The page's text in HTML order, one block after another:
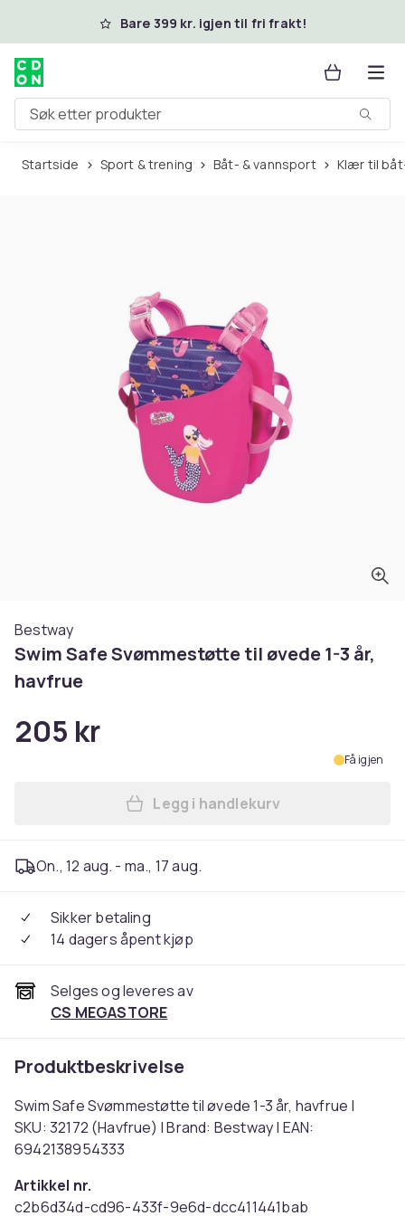
Hopp til hovedinnholdBare 399 kr. igjen til fri frakt!
Søk etter produkter
Startside Sport & trening Båt- & vannsport Klær til
Bestway
Swim Safe Svømmestøtte til øvede 1-3 år,
havfrue
205 kr
Få igjen
Legg Swim Safe
Legg i handlekurv
On., 12 aug. - ma., 17 aug.
Sikker betaling
14 dagers åpent kjøp
Selges og leveres av
CS MEGASTORE
Produktbeskrivelse
Swim Safe Svømmestøtte til øvede 1-3 år, havfrue |
SKU: 32172 (Havfrue) | Brand: Bestway | EAN:
6942138954333
Artikkel nr.
c2b6d34d-cd96-433f-9e6d-dcc411441bab